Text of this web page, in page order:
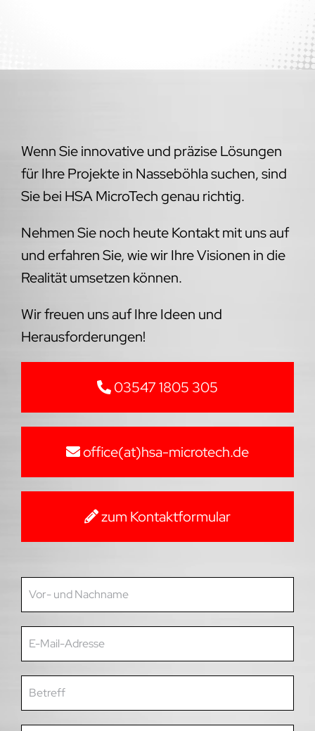
Wenn Sie innovative und präzise Lösungen
für Ihre Projekte in Nasseböhla suchen, sind
Sie bei HSA MicroTech genau richtig.
Nehmen Sie noch heute Kontakt mit uns auf
und erfahren Sie, wie wir Ihre Visionen in die
Realität umsetzen können.
Wir freuen uns auf Ihre Ideen und
Herausforderungen!
03547 1805 305
office(at)hsa-microtech.de
zum Kontaktformular